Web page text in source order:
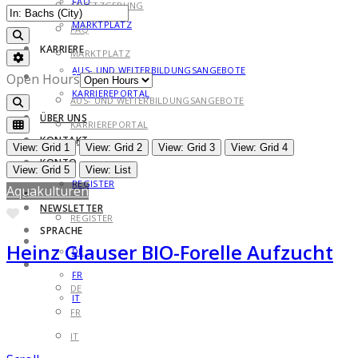
MARKTPLATZ
KARRIERE
AUS- UND WEITERBILDUNGSANGEBOTE
KARRIEREPORTAL
ÜBER UNS
KONTAKT
KONTO
REGISTER
NEWSLETTER
SPRACHE
DE
FR
IT
GESETZGEBUNG
FAQ
MARKTPLATZ
KARRIERE
AUS- UND WEITERBILDUNGSANGEBOTE
KARRIEREPORTAL
ÜBER UNS
KONTAKT
KONTO
REGISTER
SPRACHE
DE
FR
IT
Advanced Filters
Open Hours
View: Grid 1 View: Grid 2 View: Grid 3
View: Grid 4
View: Grid 5
View: List
Aquakulturen
Favorite
Heinz Glauser BIO-Forelle Aufzucht